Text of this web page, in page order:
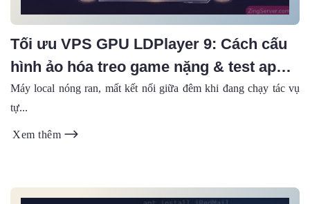
Tối ưu VPS GPU LDPlayer 9: Cách cấu
hình ảo hóa treo game nặng & test app
mượt mà
Máy local nóng ran, mất kết nối giữa đêm khi đang chạy tác vụ
tự...
Xem thêm